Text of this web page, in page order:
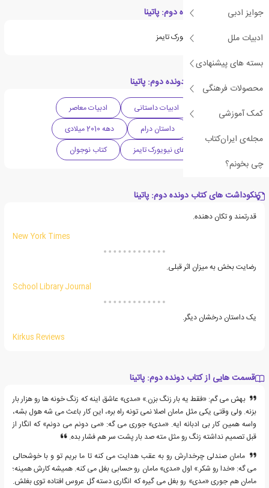
جوایز ادبی
ادبیات ملل
بسته های پیشنهادی
محصولات فرهنگی
کمک آموزشی
مجله‌ی ایران‌کتاب
چی بخونم؟
ویژگی های کتاب دونده دوم: پاتینا
از کتاب های پرفروش نیویورک تایمز
دسته بندی های کتاب دونده دوم: پاتینا
ادبیات آمریکا ادبیات داستانی
ادبیات معاصر
داستان درام
دهه 2010 میلادی
پرفروش ترین کتاب های نیویورک تایمز
کتاب نوجوان
نکوداشت های کتاب دونده دوم: پاتینا
قدرتمند و تکان دهنده.
New York Times
رضایت بخش به میزان اثر قبلی.
School Library Journal
یک داستان درخشان دیگر.
Kirkus Reviews
قسمت هایی از کتاب دونده دوم: پاتینا
بهش می گم: «فقط یه بار زنگ بزن.» «مدی» عاشق اینه که زنگ خونه ها رو هزار بار
بزنه. ولی وقتی یکی مثل مامان اصلا نمی تونه راه بره، این کار باعث می شه هول بشه،
واسه همین کار بی ادبانه ایه. «مدی» جوری می گه: «می دونم می دونم» که انگار از
قبل تصمیم نداشته زنگ رو مثل مته صد بار پشت سر هم فشار بده.
مامان صندلی چرخدارش رو به عقب هدایت می کنه تا ما بریم تو و با خوشحالی
می گه: «خدا رو شکر.» اول «مدی» مامان رو حسابی بغل می کنه. همیشه کارش همینه؛
مامان هم جوری «مدی» رو بغل می گیره که انگاری دسته گل عروس افتاده توی بغلش.